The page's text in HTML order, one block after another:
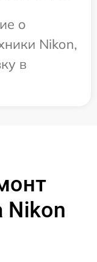
о
Nikon,
в
Nikon